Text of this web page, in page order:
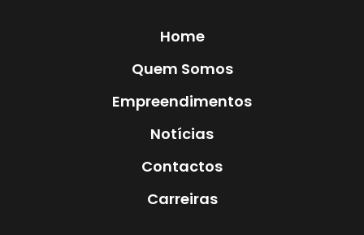
Home
Quem Somos
Empreendimentos
Notícias
Contactos
Carreiras